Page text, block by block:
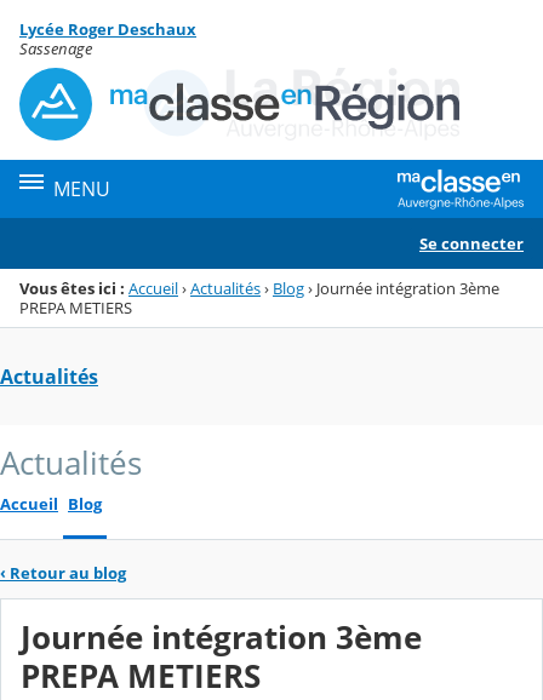
Menu de la rubrique
Contenu
Lycée Roger Deschaux
Sassenage
MENU
Se connecter
Vous êtes ici : Accueil›Actualités› Blog› Journée intégration 3ème
PREPA METIERS
Actualités
Actualités
Accueil Blog
‹ Retour au blog
Journée intégration 3ème
PREPA METIERS